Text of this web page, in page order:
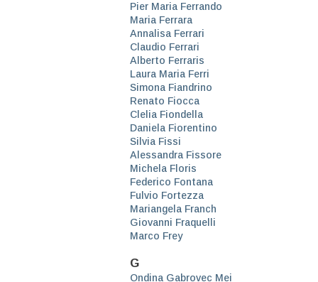
Pier Maria Ferrando
Maria Ferrara
Annalisa Ferrari
Claudio Ferrari
Alberto Ferraris
Laura Maria Ferri
Simona Fiandrino
Renato Fiocca
Clelia Fiondella
Daniela Fiorentino
Silvia Fissi
Alessandra Fissore
Michela Floris
Federico Fontana
Fulvio Fortezza
Mariangela Franch
Giovanni Fraquelli
Marco Frey
G
Ondina Gabrovec Mei